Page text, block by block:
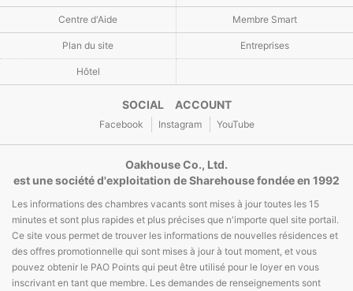
Centre d'Aide Membre Smart
Plan du site Entreprises
Hôtel
SOCIAL ACCOUNT
Facebook Instagram YouTube
Oakhouse Co., Ltd.
est une société d'exploitation de Sharehouse fondée en 1992
Les informations des chambres vacants sont mises à jour toutes les 15
minutes et sont plus rapides et plus précises que n'importe quel site portail.
Ce site vous permet de trouver les informations de nouvelles résidences et
des offres promotionnelle qui sont mises à jour à tout moment, et vous
pouvez obtenir le PAO Points qui peut être utilisé pour le loyer en vous
inscrivant en tant que membre. Les demandes de renseignements sont